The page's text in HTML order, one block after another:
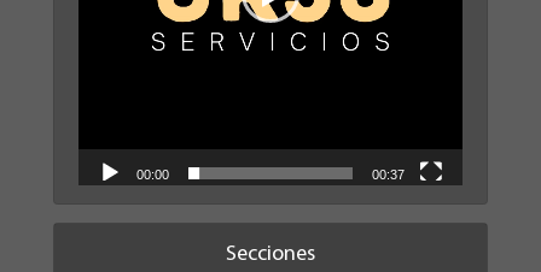
00:00 00:37
Secciones